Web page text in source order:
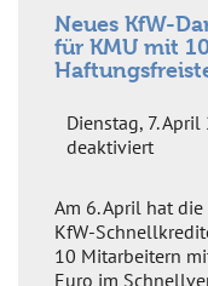
Neues KfW-
für KMU mit
Dienstag, 7.
deaktiviertfür
zur
Am 6. April hat
KfW-
10 Mitarbeitern
Euro im